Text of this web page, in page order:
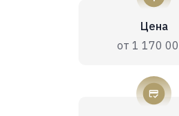
от 1 170
Цена